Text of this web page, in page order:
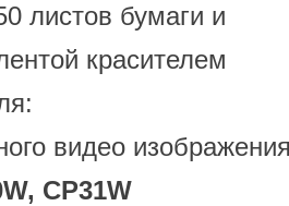
листов бумаги и
красителем
видео
CP31W